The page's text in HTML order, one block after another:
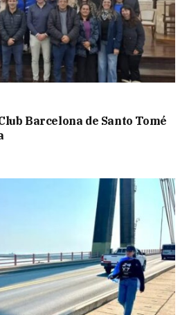
Barcelona de Santo Tomé